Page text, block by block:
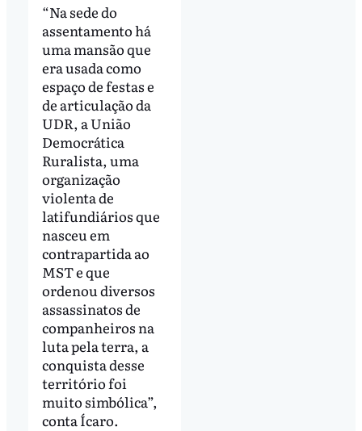
“Na sede do
assentamento há
uma mansão que
era usada como
espaço de festas e
de articulação da
UDR, a União
Democrática
Ruralista, uma
organização
violenta de
latifundiários que
nasceu em
contrapartida ao
MST e que
ordenou diversos
assassinatos de
companheiros na
luta pela terra, a
conquista desse
território foi
muito simbólica”,
conta Ícaro.